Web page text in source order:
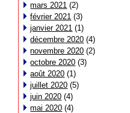
mars 2021 (2)
février 2021 (3)
janvier 2021 (1)
décembre 2020 (4)
novembre 2020 (2)
octobre 2020 (3)
août 2020 (1)
juillet 2020 (5)
juin 2020 (4)
mai 2020 (4)